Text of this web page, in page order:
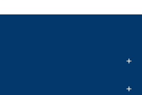
+
+